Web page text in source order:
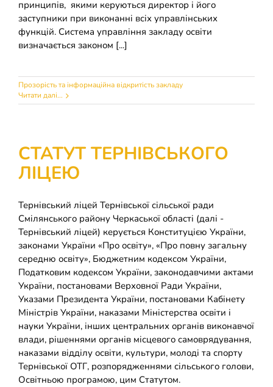
принципів, якими керуються директор і його
заступники при виконанні всіх управлінських
функцій. Система управління закладу освіти
визначається законом [...]
Прозорість та інформаційна відкритість закладу
Читати далі...
СТАТУТ ТЕРНІВСЬКОГО
ЛІЦЕЮ
Тернівський ліцей Тернівської сільської ради
Смілянського району Черкаської області (далі -
Тернівський ліцей) керується Конституцією України,
законами України «Про освіту», «Про повну загальну
середню освіту», Бюджетним кодексом України,
Податковим кодексом України, законодавчими актами
України, постановами Верховної Ради України,
Указами Президента України, постановами Кабінету
Міністрів України, наказами Міністерства освіти і
науки України, інших центральних органів виконавчої
влади, рішеннями органів місцевого самоврядування,
наказами відділу освіти, культури, молоді та спорту
Тернівської ОТГ, розпорядженнями сільського голови,
Освітньою програмою, цим Статутом.